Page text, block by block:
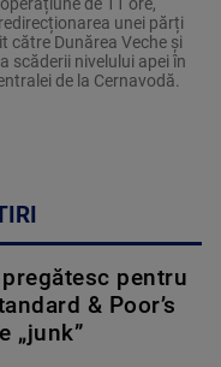
unei părți
către Dunărea Veche și
scăderii nivelului apei în
de la Cernavodă.
pentru
& Poor’s
„junk”